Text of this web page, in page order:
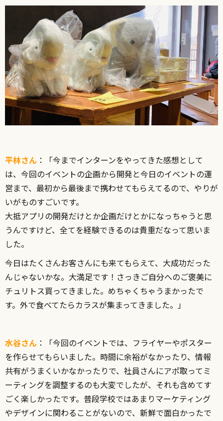
平林さん ：「今までインターンをやってきた感想と して
は、 今回のイベン トの企画から開発と今日のイベン トの運
営まで、 最初から最後まで携わせてもらえてるので、 やりが
いがものすごいです。
大抵アプリの開発だけとか企画だけとかになっちゃ う と思
うんですけど、 全てを経験できるのは貴重だなって思いま
した。
今日はたくさんお客さんにも来てもらえて、大成功だった
んじゃないかな。大満足です！さっきご自分へのご褒美に
チュリトス買ってきました。めちゃくちゃうまかったで
す。外で食べてたらカラスが集まってきました。」
水谷さん ：「今回のイベントでは、フライヤーやポスター
を作らせてもらいました。時間に余裕がなかったり、情報
共有がうまくいかなかったりで、社員さんにアポ取ってミ
ーティングを調整するのも大変でしたが、それも含めてす
ごく楽しかったです。普段学校ではあまりマーケティング
やデザインに関わることがないので、新鮮で面白かったで